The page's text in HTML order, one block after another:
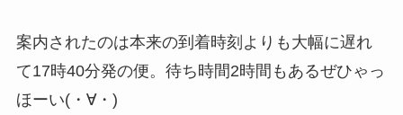
案内されたのは本来の到着時刻よりも大幅に遅れ
て17時40分発の便。待ち時間2時間もあるぜひゃっ
ほーい(・∀・)